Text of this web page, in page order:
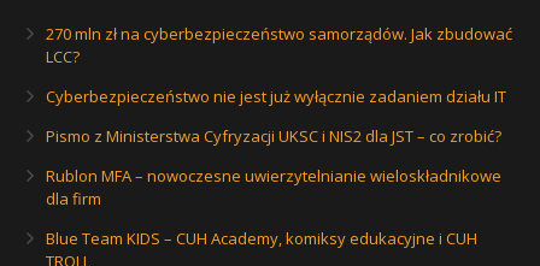
270 mln zł na cyberbezpieczeństwo samorządów. Jak zbudować
LCC?
Cyberbezpieczeństwo nie jest już wyłącznie zadaniem działu IT
Pismo z Ministerstwa Cyfryzacji UKSC i NIS2 dla JST – co zrobić?
Rublon MFA – nowoczesne uwierzytelnianie wieloskładnikowe
dla firm
Blue Team KIDS – CUH Academy, komiksy edukacyjne i CUH
TROLL